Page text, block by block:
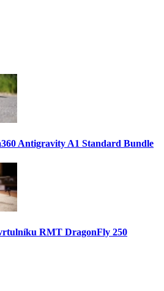
Antigravity A1 Standard Bundle
RMT DragonFly 250